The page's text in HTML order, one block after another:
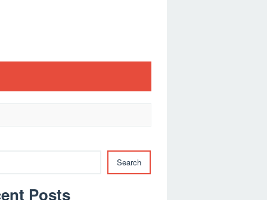
Search
Posts